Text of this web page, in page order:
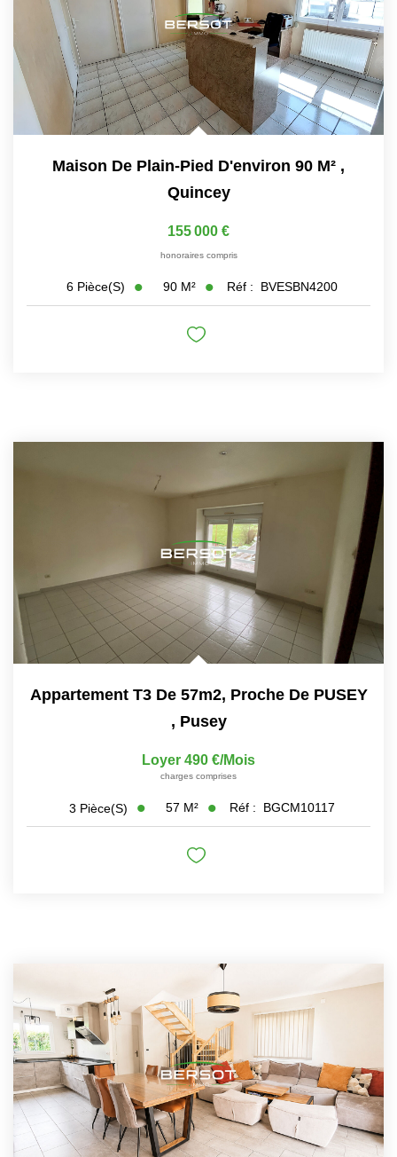
Maison De Plain-Pied D'environ 90 M² ,
Quincey
155 000 €
honoraires compris
6 Pièce(s) 90 M² Réf : BVESBN4200
Appartement T3 De 57m2, Proche De PUSEY
, Pusey
Loyer 490 €/mois
charges comprises
3 Pièce(s) 57 M² Réf : BGCM10117